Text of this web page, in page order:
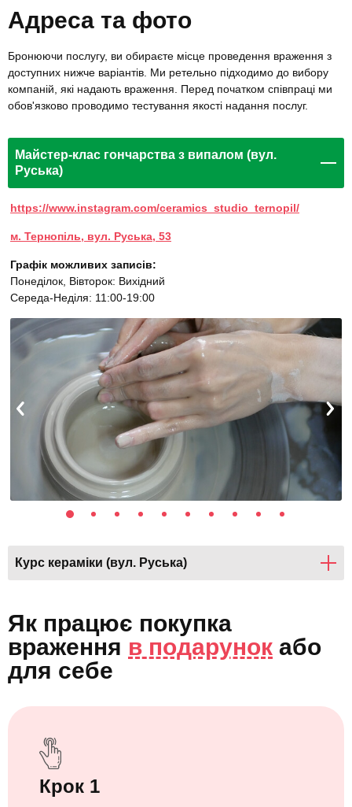
Адреса та фото
Бронюючи послугу, ви обираєте місце проведення враження з
доступних нижче варіантів. Ми ретельно підходимо до вибору
компаній, які надають враження. Перед початком співпраці ми
обов'язково проводимо тестування якості надання послуг.
Майстер-клас гончарства з випалом (вул.
Руська)
https://www.instagram.com/ceramics_studio_ternopil/
м. Тернопіль, вул. Руська, 53
Графік можливих записів:
Понеділок, Вівторок: Вихідний
Середа-Неділя: 11:00-19:00
Курс кераміки (вул. Руська)
Як працює покупка
враження в подарунок або
для себе
Крок 1